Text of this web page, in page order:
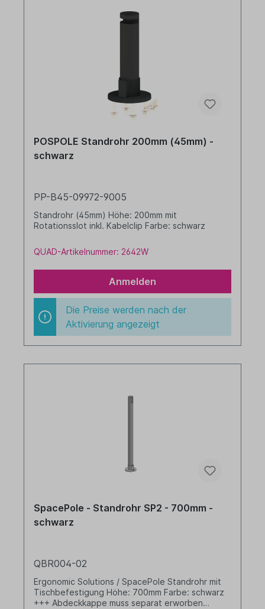
POSPOLE Standrohr 200mm (45mm) -
schwarz
PP-B45-09972-9005
Standrohr (45mm) Höhe: 200mm mit
Rotationsslot inkl. Kabelclip Farbe: schwarz
QUAD-Artikelnummer: 2642W
Anmelden
Die Preise werden nach der
Aktivierung angezeigt
SpacePole - Standrohr SP2 - 700mm -
schwarz
QBR004-02
Ergonomic Solutions / SpacePole Standrohr mit
Tischbefestigung Höhe: 700mm Farbe: schwarz
+++ Abdeckkappe muss separat erworben